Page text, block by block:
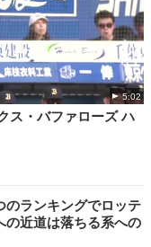
5:02
ス・バファローズ ハ
のランキングでロッテ
近道は落ちる系への